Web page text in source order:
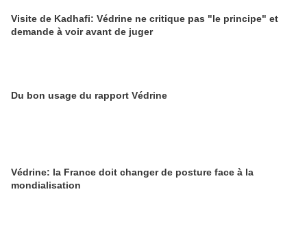
Visite de Kadhafi: Védrine ne critique pas "le principe" et
demande à voir avant de juger
Du bon usage du rapport Védrine
Védrine: la France doit changer de posture face à la
mondialisation